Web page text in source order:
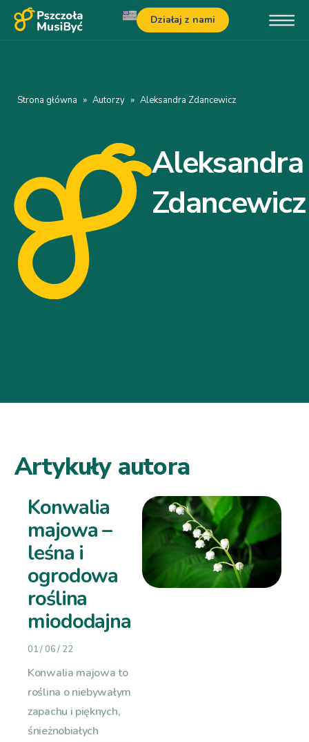
Działaj z nami
Strona główna » Autorzy » Aleksandra Zdancewicz
Aleksandra
Zdancewicz
Artykuły autora
Konwalia
majowa –
leśna i
ogrodowa
roślina
miododajna
01 / 06 / 22
Konwalia majowa to
roślina o niebywałym
zapachu i pięknych,
śnieżnobiałych